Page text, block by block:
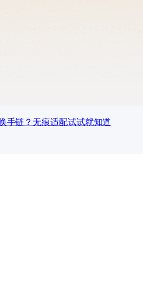
手链？无痕适配试试就知道